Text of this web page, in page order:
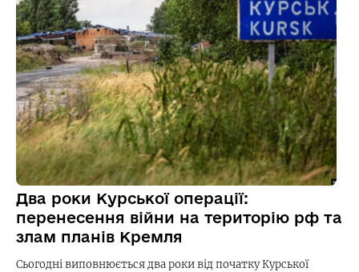
Два роки Курської операції:
перенесення війни на територію рф та
злам планів Кремля
Сьогодні виповнюється два роки від початку Курської